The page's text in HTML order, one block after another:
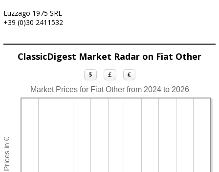
Luzzago 1975 SRL
+39 (0)30 2411532
ClassicDigest Market Radar on Fiat Other
$ £ €
Market Prices for Fiat Other from 2024 to 2026